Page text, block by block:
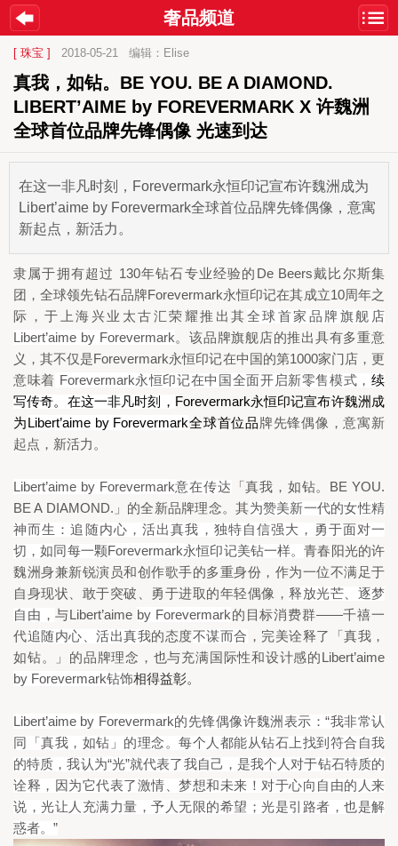
奢品频道
[ 珠宝 ] 2018-05-21 编辑：Elise
真我，如钻。BE YOU. BE A DIAMOND.
LIBERT’AIME by FOREVERMARK X 许魏洲
全球首位品牌先锋偶像 光速到达
在这一非凡时刻，Forevermark永恒印记宣布许魏洲成为
Libert’aime by Forevermark全球首位品牌先锋偶像，意寓
新起点，新活力。
隶属于拥有超过 130年钻石专业经验的 De Beers戴比尔斯集
团，全球领先钻石品牌Forevermark永恒印记在其成立10周年之
际，于上海兴业太古汇荣耀推出其全球首家品牌旗舰店
Libert’aime by Forevermark。该品牌旗舰店的推出具有多重意
义，其不仅是Forevermark永恒印记在中国的第1000家门店，更
意味着 Forevermark永恒印记在中国全面开启新零售模式，续
写传奇。在这一非凡时刻， Forevermark永恒印记宣布许魏洲成
为Libert’aime by Forevermark全球首位品 牌先锋偶像，意寓新
起点，新活力。
Libert’aime by Forevermark意在传达 「真我，如钻。 BE YOU.
BE A DIAMOND. 」的全新品牌理念。其为赞美新一代的女性精
神而生：追随内心，活出真我，独特自信强大，勇于面对一
切，如同每一颗Forevermark永恒印记美钻一样。青春阳光的许
魏洲身兼新锐演员和创作歌手的多重身份，作为一位不满足于
自身现状、敢于突破、勇于进取的年轻偶像， 释放光芒、逐梦
自由，与Libert’aime by Forevermark的目标消费群——千禧一
代追随内心、活出真我的态度不谋而合 ，完美诠释了「真我，
如钻。」的品牌理念，也与充满 国际性和设计感的Libert’
by Forevermark钻饰相得益彰。
Libert’aime by Forevermark的先锋偶像许魏洲表示：“我非常认
同「真我，如钻」的理念。每个人都能从钻石上找到符合自我
的特质，我认为“光”就代表了我自己，是我个人对于钻石特质的
诠释，因为它代表了激情、梦想和未来！对于心向自由的人来
说，光让人充满力量，予人无限的希望；光是引路者，也是解
惑者。 ”